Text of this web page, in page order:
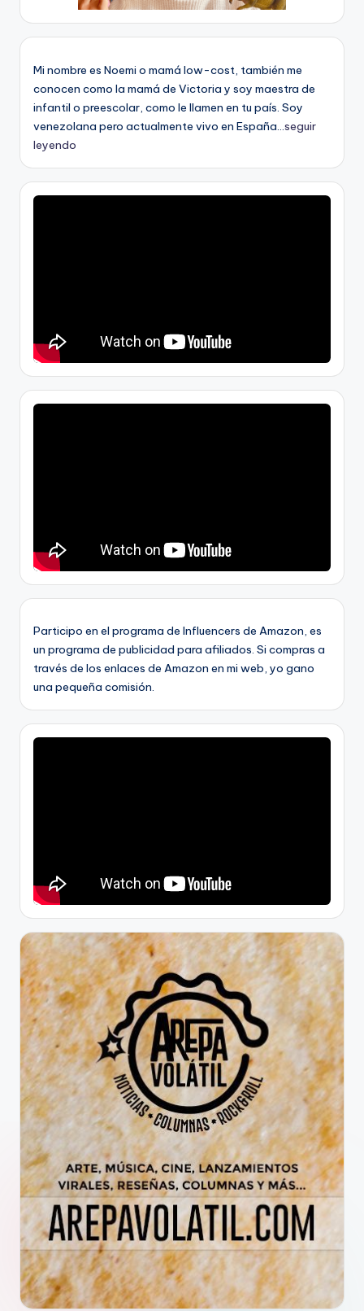
Mi nombre es Noemi o mamá low-cost, también me
conocen como la mamá de Victoria y soy maestra de
infantil o preescolar, como le llamen en tu país. Soy
venezolana pero actualmente vivo en España...seguir
leyendo
Participo en el programa de Influencers de Amazon, es
un programa de publicidad para afiliados. Si compras a
través de los enlaces de Amazon en mi web, yo gano
una pequeña comisión.